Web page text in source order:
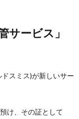
サービス」
スミス)が新しいサー
け、その証として